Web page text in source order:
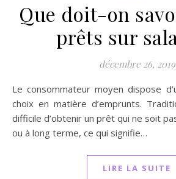
Que doit-on
prêts sur
décembre 26, 2019
Le consommateur moyen dispose d’un large éventail de
choix en matière d’emprunts.
difficile d’obtenir un prêt qui ne soit
ou à long terme, ce qui signifie…
LIRE LA SUITE